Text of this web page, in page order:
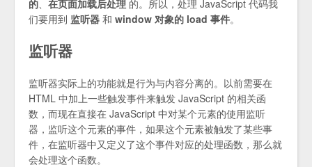
的、 在页面加载后处理 的。所以，处理 JavaScript 代码我
们要用到 监听器 和 window 对象的 load 事件。
监听器
监听器实际上的功能就是行为与内容分离的。以前需要在
HTML 中加上一些触发事件来触发 JavaScript 的相关函
数，而现在直接在 JavaScript 中对某个元素的使用监听
器，监听这个元素的事件，如果这个元素被触发了某些事
件，在监听器中又定义了这个事件对应的处理函数，那么就
会处理这个函数。